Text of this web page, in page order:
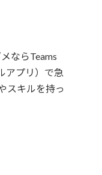
ならTeams
アプリ）で急
スキルを持っ